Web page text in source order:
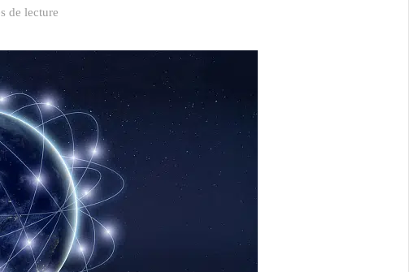
de lecture